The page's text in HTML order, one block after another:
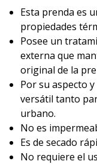
Esta prenda es
propiedades
Posee un
externa que
original de la
Por su aspecto
versátil tanto
urbano.
No es
Es de secado
No requiere el